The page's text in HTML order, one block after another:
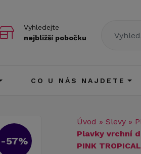
Vyhledejte
nejbližší pobočku
CO U NÁS NAJDETE
-57%
Úvod » Slevy »
Plavky vrchní
PINK TROPICAL